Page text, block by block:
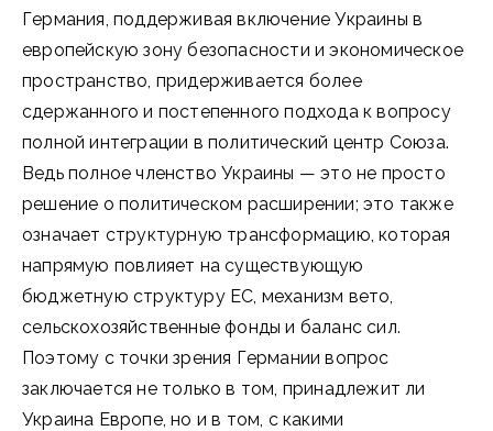
Германия, поддерживая включение Украины в
европейскую зону безопасности и экономическое
пространство, придерживается более
сдержанного и постепенного подхода к вопросу
полной интеграции в политический центр Союза.
Ведь полное членство Украины — это не просто
решение о политическом расширении; это также
означает структурную трансформацию, которая
напрямую повлияет на существующую
бюджетную структуру ЕС, механизм вето,
сельскохозяйственные фонды и баланс сил.
Поэтому с точки зрения Германии вопрос
заключается не только в том, принадлежит ли
Украина Европе, но и в том, с какими